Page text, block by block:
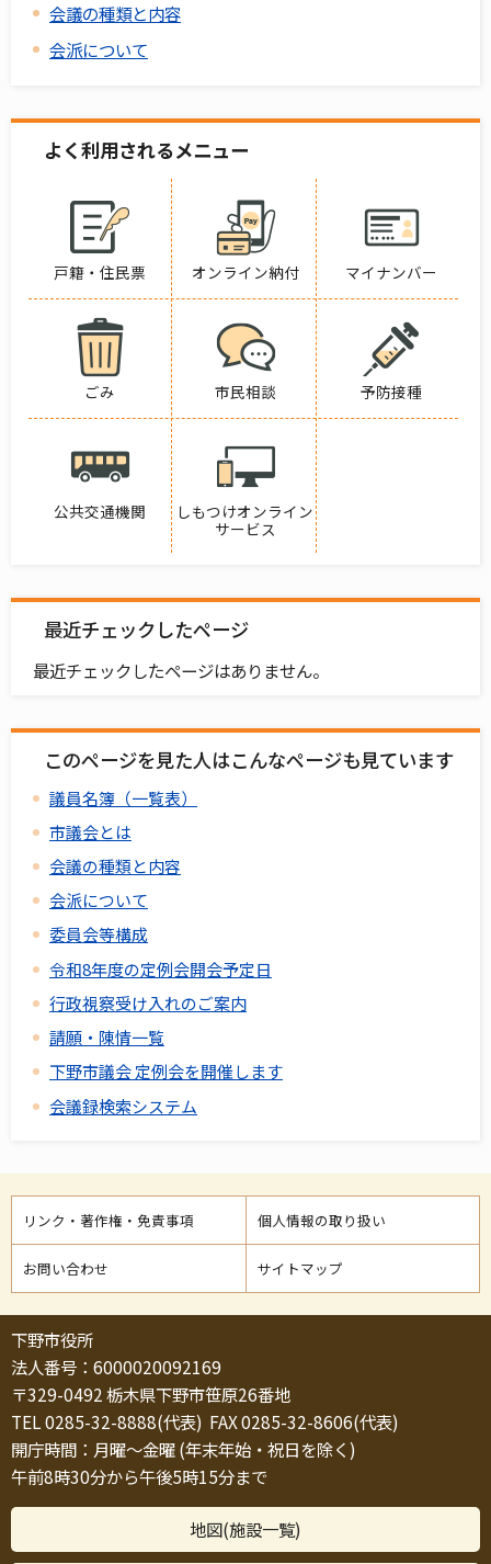
会議の種類と内容
会派について
よく利用されるメニュー
戸籍・住民票 オンライン納付 マイナンバー
ごみ 市民相談 予防接種
公共交通機関
しもつけオンライン
サービス
最近チェックしたページ
最近チェックしたページはありません。
このページを見た人はこんなページも見ています
議員名簿（一覧表）
市議会とは
会議の種類と内容
会派について
委員会等構成
令和8年度の定例会開会予定日
行政視察受け入れのご案内
請願・陳情一覧
下野市議会 定例会を開催します
会議録検索システム
リンク・著作権・免責事項 個人情報の取り扱い
お問い合わせ サイトマップ
下野市役所
法人番号：6000020092169
〒329-0492 栃木県下野市笹原26番地
TEL 0285-32-8888(代表) FAX 0285-32-8606(代表)
開庁時間：月曜～金曜 (年末年始・祝日を除く)
午前8時30分から午後5時15分まで
地図(施設一覧)